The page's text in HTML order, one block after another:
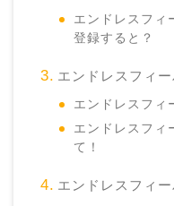
エンドレスフィ
登録すると？
エンドレスフィ
エンドレスフィ
エンドレスフィ
て！
エンドレスフィ